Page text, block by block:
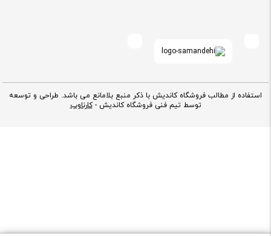
استفاده از مطالب فروشگاه کاندیش با ذکر منبع بلامانع می باشد. طراحی و توسعه
توسط تیم فنی فروشگاه کاندیش -کارناوب